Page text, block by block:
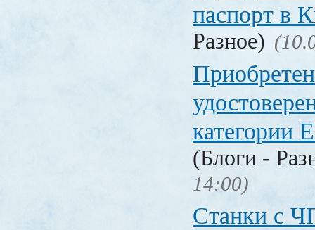
паспорт в
Разное)
категории
(Блоги -
14:00)
Станки с